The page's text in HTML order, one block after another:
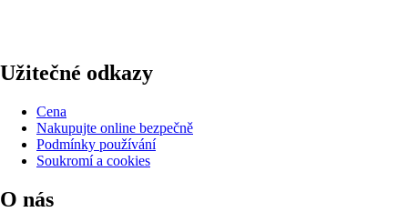
Užitečné odkazy
Cena
Nakupujte online bezpečně
Podmínky používání
Soukromí a cookies
O nás